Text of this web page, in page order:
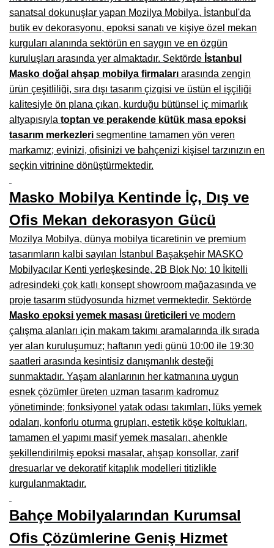
Burdur Mobilya İmalatçıları, Fabrikaları, Mağazaları
Eskişehir Mobilyacılar, Mobilya Mağazaları, Firmaları
Isparta Mobilyacılar, Mobilya Mağazaları, Fabrikaları
Çankırı Mobilyacılar, Mobilya Mağazaları, İmalatçıları
Mersin Mobilyacılar, Mobilya Mağazaları, Üreticileri
Antalya Mobilyacıları, Mobilya Mağazaları, Firmaları
Bolu Mobilyacılar, Mobilya Mağazaları, İmalatçıları
Muğla Mobilyacılar, Mobilya Mağazaları, İmalatçıları
Kastamonu Mobilya Mağazaları, Firmaları
Sakarya Mobilyacılar, Mobilya Mağazaları, İmalatçıları
Manisa Mobilyacılar, Mobilya Fabrikaları, Mağazaları
Osmaniye Mobilyacılar, Mobilya Mağazaları, İmalatçıları
Düzce Mobilyacılar, Mobilya Mağazaları, Fabrikaları
Samsun Mobilyacıları, Mobilya Fabrikaları, Mağazaları
Balıkesir Mobilya Mağazaları, Fabrikaları, İmalatçıları
Kahramanmaraş Mobilya İmalatçıları, Mağazaları, Fabrikaları
Mardin Mobilyacılar, Mağazaları, İmalatçıları
Diyarbakır Mobilyacılar, Mobilya Firmaları, İmalatçıları
Şanlıurfa Mobilyacılar, Mobilya Mağazaları, Firmaları
Erzurum Mobilyacılar, Mobilya İmalatçıları, Mağazaları
Afyon Mobilyacılar, Mobilya Mağazaları, İmalatçıları
sanatsal dokunuşlar yapan Mozilya Mobilya, İstanbul'da
butik ev dekorasyonu, epoksi sanatı ve kişiye özel mekan
kurguları alanında sektörün en saygın ve en özgün
kuruluşları arasında yer almaktadır. Sektörde İstanbul
Masko doğal ahşap mobilya firmaları arasında zengin
ürün çeşitliliği, sıra dışı tasarım çizgisi ve üstün el işçiliği
kalitesiyle ön plana çıkan, kurduğu bütünsel iç mimarlık
altyapısıyla toptan ve perakende kütük masa epoksi
tasarım merkezleri segmentine tamamen yön veren
markamız; evinizi, ofisinizi ve bahçenizi kişisel tarzınızın en
seçkin vitrinine dönüştürmektedir.
Masko Mobilya Kentinde İç, Dış ve
Ofis Mekan dekorasyon Gücü
Mozilya Mobilya, dünya mobilya ticaretinin ve premium
tasarımların kalbi sayılan İstanbul Başakşehir MASKO
Mobilyacılar Kenti yerleşkesinde, 2B Blok No: 10 İkitelli
adresindeki çok katlı konsept showroom mağazasında ve
proje tasarım stüdyosunda hizmet vermektedir. Sektörde
Masko epoksi yemek masası üreticileri ve modern
çalışma alanları için makam takımı aramalarında ilk sırada
yer alan kuruluşumuz; haftanın yedi günü 10:00 ile 19:30
saatleri arasında kesintisiz danışmanlık desteği
sunmaktadır. Yaşam alanlarının her katmanına uygun
esnek çözümler üreten uzman tasarım kadromuz
yönetiminde; fonksiyonel yatak odası takımları, lüks yemek
odaları, konforlu oturma grupları, estetik köşe koltukları,
tamamen el yapımı masif yemek masaları, ahenkle
şekillendirilmiş epoksi masalar, ahşap konsollar, zarif
dresuarlar ve dekoratif kitaplık modelleri titizlikle
kurgulanmaktadır.
Bahçe Mobilyalarından Kurumsal
Ofis Çözümlerine Geniş Hizmet